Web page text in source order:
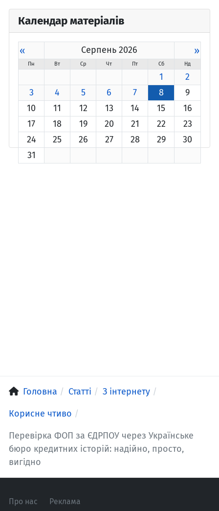
Календар матеріалів
« Серпень 2026 »
Пн Вт Ср Чт Пт Сб Нд
1
2
3
4 5 6 7 8
9
10
11 12 13 14 15
16
17
18 19 20 21 22
23
24
25 26 27 28 29
30
31
Головна Статті З інтернету
Корисне чтиво
Перевірка ФОП за ЄДРПОУ через Українське
бюро кредитних історій: надійно, просто,
вигідно
Про нас Реклама